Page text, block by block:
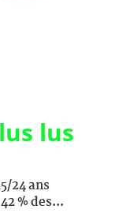
lus
24 ans
% des...